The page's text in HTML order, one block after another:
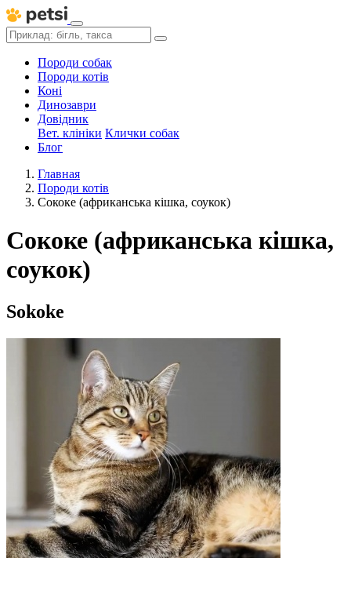
Породи собак
Породи котів
Коні
Динозаври
Довідник
Вет. клініки Клички собак
Блог
Главная
Породи котів
Сококе (африканська кішка, соукок)
Сококе (африканська кішка,
соукок)
Sokoke